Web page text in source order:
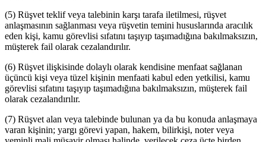
(5) Rüşvet teklif veya talebinin karşı tarafa iletilmesi, rüşvet
anlaşmasının sağlanması veya rüşvetin temini hususlarında aracılık
eden kişi, kamu görevlisi sıfatını taşıyıp taşımadığına bakılmaksızın,
müşterek fail olarak cezalandırılır.
(6) Rüşvet ilişkisinde dolaylı olarak kendisine menfaat sağlanan
üçüncü kişi veya tüzel kişinin menfaati kabul eden yetkilisi, kamu
görevlisi sıfatını taşıyıp taşımadığına bakılmaksızın, müşterek fail
olarak cezalandırılır.
(7) Rüşvet alan veya talebinde bulunan ya da bu konuda anlaşmaya
varan kişinin; yargı görevi yapan, hakem, bilirkişi, noter veya